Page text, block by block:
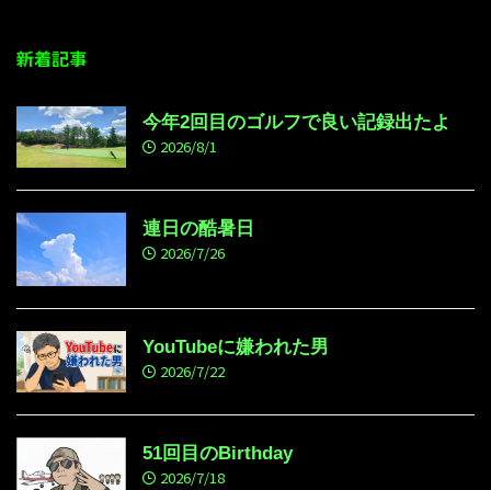
新着記事
今年2回目のゴルフで良い記録出たよ
2026/8/1
連日の酷暑日
2026/7/26
YouTubeに嫌われた男
2026/7/22
51回目のBirthday
2026/7/18